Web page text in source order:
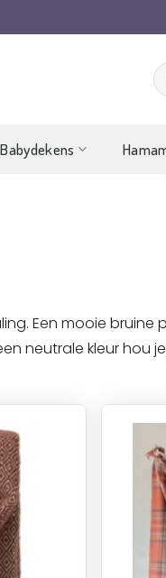
Babydekens
Een mooie
neutrale kleur hou
verlanglijst
toevoegen